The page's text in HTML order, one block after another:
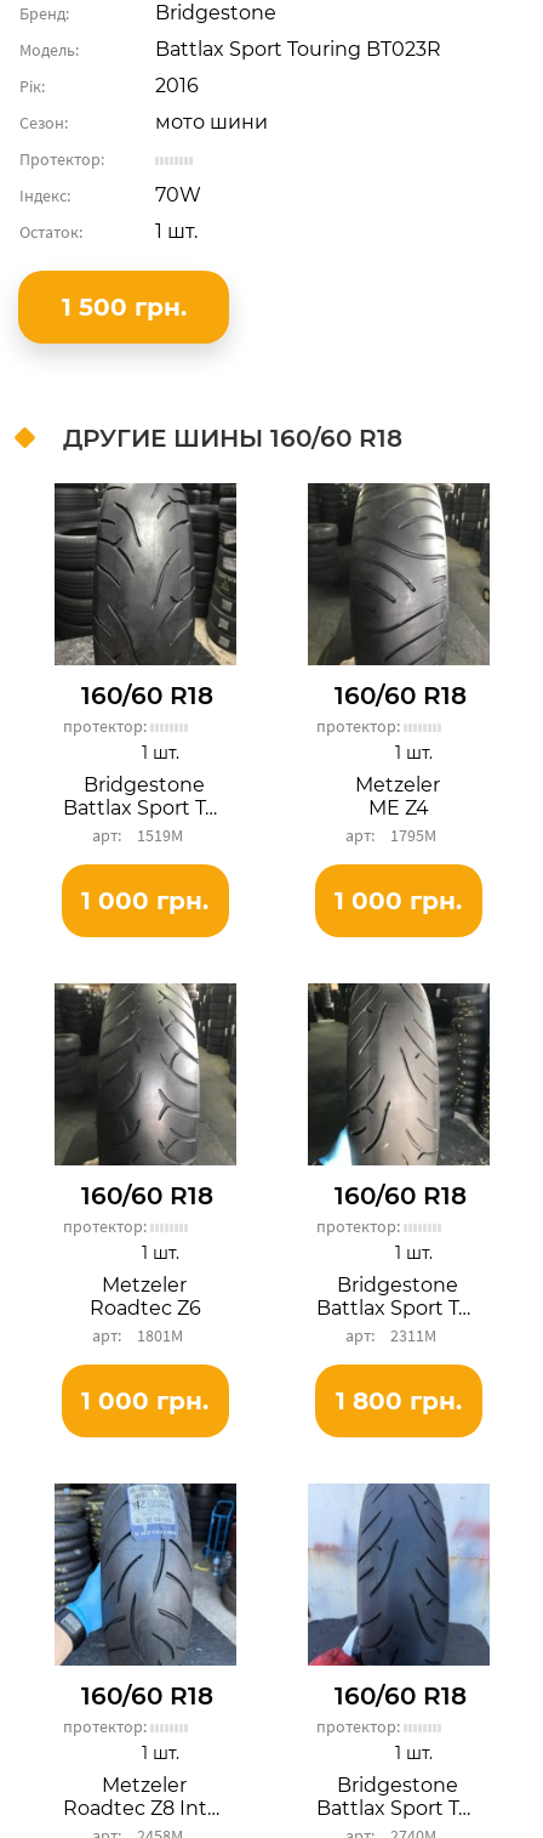
Бренд: Bridgestone
Модель: Battlax Sport Touring BT023R
Рік: 2016
Сезон: мото шини
Протектор:
Індекс:
70W
Остаток: 1 шт.
1 500 грн.
ДРУГИЕ ШИНЫ 160/60 R18
160/60 R18
протектор:
Bridgestone
Battlax Sport Touring BT023R
1519М
1 шт.
1 000 грн.
160/60 R18
протектор:
Metzeler
ME Z4
1795М
1 шт.
1 000 грн.
160/60 R18
протектор:
Metzeler
Roadtec Z6
1801М
1 шт.
1 000 грн.
160/60 R18
протектор:
Bridgestone
Battlax Sport Touring BT023R
2311М
1 шт.
1 800 грн.
160/60 R18
протектор:
Metzeler
Roadtec Z8 Interact
1 шт.
160/60 R18
протектор:
Bridgestone
Battlax Sport Touring BT023R
1 шт.